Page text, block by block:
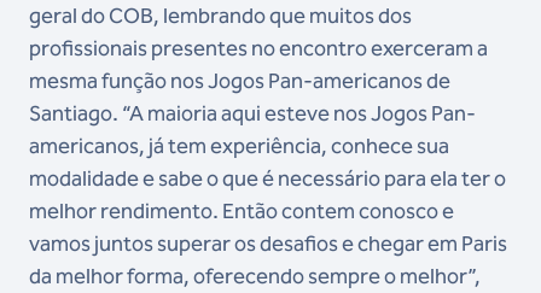
geral do COB, lembrando que muitos dos
profissionais presentes no encontro exerceram a
mesma função nos Jogos Pan-americanos de
Santiago. “A maioria aqui esteve nos Jogos Pan-
americanos, já tem experiência, conhece sua
modalidade e sabe o que é necessário para ela ter o
melhor rendimento. Então contem conosco e
vamos juntos superar os desafios e chegar em Paris
da melhor forma, oferecendo sempre o melhor”,